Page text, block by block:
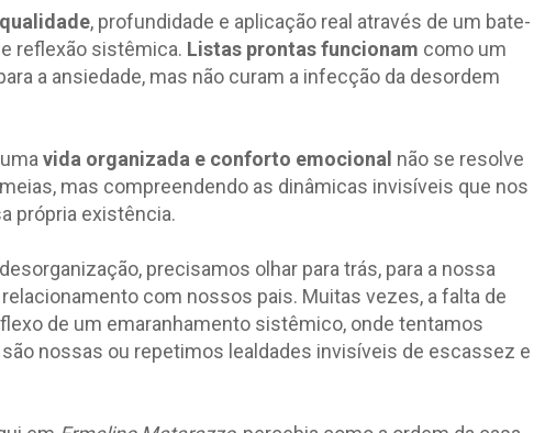
, profundidade e aplicação real através de um bate-
reflexão sistêmica. Listas prontas funcionam como um
a ansiedade, mas não curam a infecção da desordem
vida organizada e conforto emocional não se resolve
mas compreendendo as dinâmicas invisíveis que nos
própria existência.
precisamos olhar para trás, para a nossa
com nossos pais. Muitas vezes, a falta de
de um emaranhamento sistêmico, onde tentamos
nossas ou repetimos lealdades invisíveis de escassez e